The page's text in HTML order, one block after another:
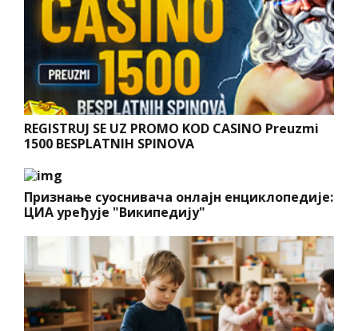
REGISTRUJ SE UZ PROMO KOD CASINO Preuzmi
1500 BESPLATNIH SPINOVA
Признање суоснивача онлајн енциклопедије:
ЦИА уређује "Википедију"